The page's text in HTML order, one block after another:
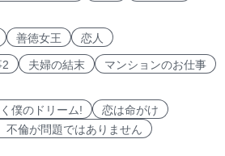
善徳女王 恋人
2 夫婦の結末
マンションのお仕事
僕のドリーム!
恋は命がけ
不倫が問題ではありません